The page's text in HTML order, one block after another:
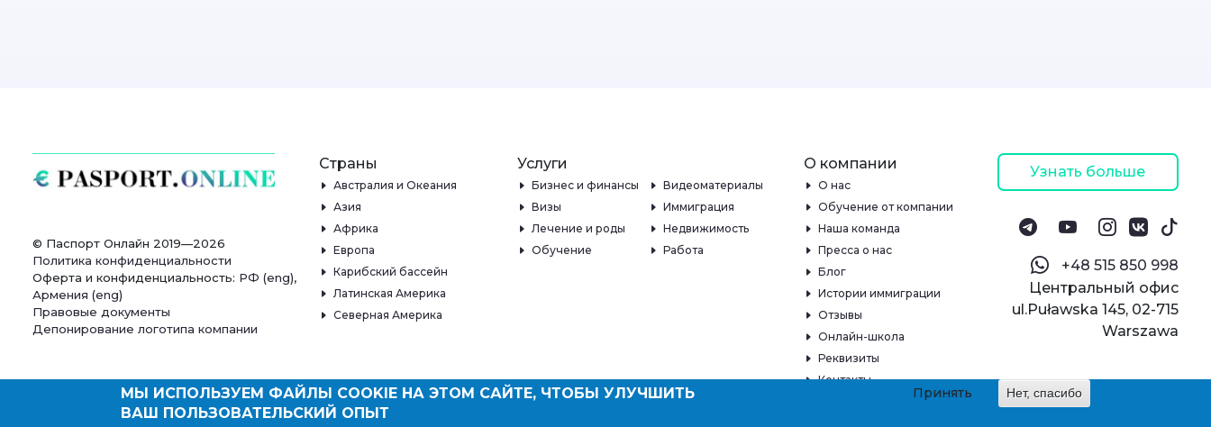
© Паспорт Онлайн 2019—2026
Политика конфиденциальности
Оферта и конфиденциальность: РФ (eng),
Армения (eng)
Правовые документы
Депонирование логотипа компании
Страны
Австралия и Океания
Азия
Африка
Европа
Карибский бассейн
Латинская Америка
Северная Америка
Услуги
Бизнес и финансы
Видеоматериалы
Визы
Иммиграция
Лечение и роды
Недвижимость
Обучение
Работа
О компании
О нас
Обучение от компании
Наша команда
Пресса о нас
Блог
Истории иммиграции
Отзывы
Онлайн-школа
Реквизиты
Контакты
Узнать больше
‪+48 515 850 998‬
Центральный офис
ul.Puławska 145, 02-715
Warszawa
МЫ ИСПОЛЬЗУЕМ ФАЙЛЫ COOKIE НА ЭТОМ САЙТЕ, ЧТОБЫ УЛУЧШИТЬ
ВАШ ПОЛЬЗОВАТЕЛЬСКИЙ ОПЫТ
Принять Нет, спасибо